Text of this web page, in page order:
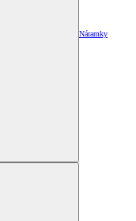
Náramky